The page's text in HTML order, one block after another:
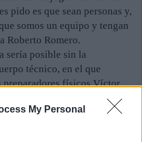
My Personal
pido es que sean personas y,
somos un equipo y tengan
Roberto Romero.
sería posible sin la
técnico, en el que
preparadores físicos Víctor
Juande, y el coordinador